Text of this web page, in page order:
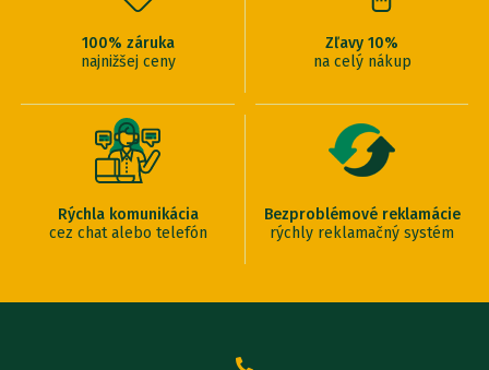
100% záruka
najnižšej ceny
Zľavy 10%
na celý nákup
Rýchla komunikácia
cez chat alebo telefón
Bezproblémové reklamácie
rýchly reklamačný systém